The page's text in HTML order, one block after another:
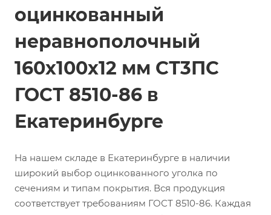
оцинкованный
неравнополочный
160х100х12 мм СТ3ПС
ГОСТ 8510-86 в
Екатеринбурге
На нашем складе в Екатеринбурге в наличии
широкий выбор оцинкованного уголка по
сечениям и типам покрытия. Вся продукция
соответствует требованиям ГОСТ 8510-86. Каждая